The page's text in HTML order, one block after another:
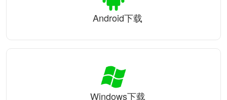
Android下载
Windows下载